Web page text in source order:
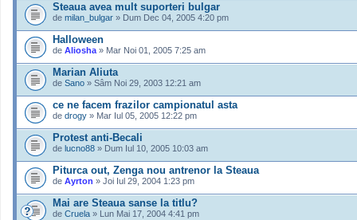
Steaua avea mult suporteri bulgar
de milan_bulgar » Dum Dec 04, 2005 4:20 pm
Halloween
de Aliosha » Mar Noi 01, 2005 7:25 am
Marian Aliuta
de Sano » Sâm Noi 29, 2003 12:21 am
ce ne facem frazilor campionatul asta
de drogy » Mar Iul 05, 2005 12:22 pm
Protest anti-Becali
de lucno88 » Dum Iul 10, 2005 10:03 am
Piturca out, Zenga nou antrenor la Steaua
de Ayrton » Joi Iul 29, 2004 1:23 pm
Mai are Steaua sanse la titlu?
de Cruela » Lun Mai 17, 2004 4:41 pm